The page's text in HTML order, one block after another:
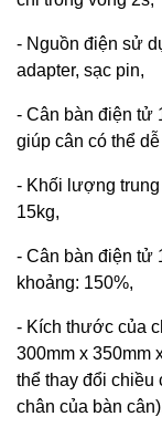
- Nguồn điện sử
adapter, sạc pin,
- Cân bàn điện tử
giúp cân có thể
- Khối lượng
15kg,
- Cân bàn điện tử
khoảng: 150%,
- Kích thước của
300mm x 350mm
thể thay đổi chiều
chân của bàn